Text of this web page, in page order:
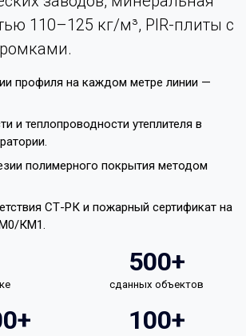
110–125 кг/м³, PIR-плиты с
профиля на каждом метре линии —
и теплопроводности утеплителя в
полимерного покрытия методом
СТ-РК и пожарный сертификат на
КМ1.
500+
сданных объектов
100+